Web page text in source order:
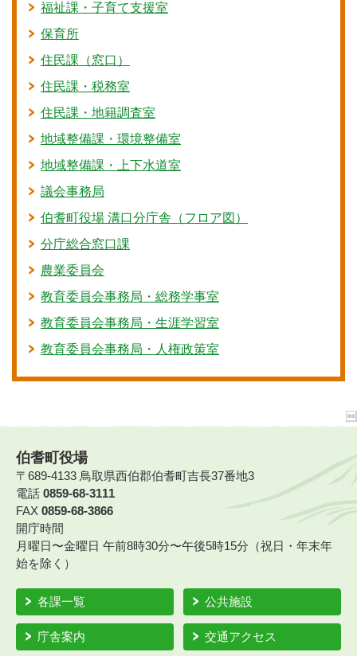
福祉課・子育て支援室
保育所
住民課（窓口）
住民課・税務室
住民課・地籍調査室
地域整備課・環境整備室
地域整備課・上下水道室
議会事務局
伯耆町役場 溝口分庁舎（フロア図）
分庁総合窓口課
農業委員会
教育委員会事務局・総務学事室
教育委員会事務局・生涯学習室
教育委員会事務局・人権政策室
伯耆町役場
〒689-4133 鳥取県西伯郡伯耆町吉長37番地3
電話 0859-68-3111
FAX 0859-68-3866
開庁時間
月曜日〜金曜日 午前8時30分〜午後5時15分（祝日・年末年
始を除く）
各課一覧 公共施設
庁舎案内 交通アクセス